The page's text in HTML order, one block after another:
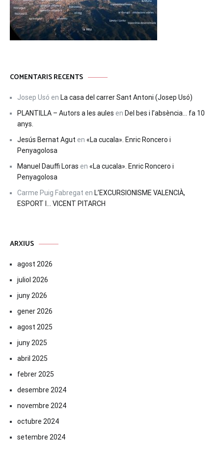
COMENTARIS RECENTS
Josep Usó en La casa del carrer Sant Antoni (Josep Usó)
PLANTILLA – Autors a les aules en Del bes i l’absència… fa 10
anys.
Jesús Bernat Agut en «La cucala». Enric Roncero i
Penyagolosa
Manuel Dauffi Loras en «La cucala». Enric Roncero i
Penyagolosa
Carme Puig Fabregat en L’EXCURSIONISME VALENCIÀ,
ESPORT I… VICENT PITARCH
ARXIUS
agost 2026
juliol 2026
juny 2026
gener 2026
agost 2025
juny 2025
abril 2025
febrer 2025
desembre 2024
novembre 2024
octubre 2024
setembre 2024